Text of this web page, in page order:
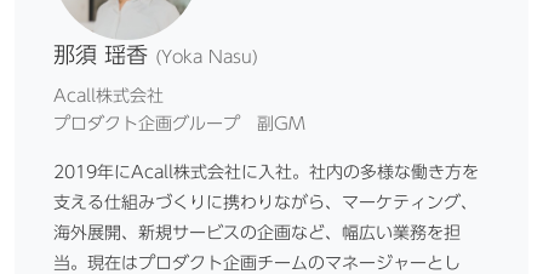
那須 瑶香 (Yoka Nasu)
Acall株式会社
プロダクト企画グループ 副GM
2019年にAcall株式会社に入社。社内の多様な働き方を
支える仕組みづくりに携わりながら、マーケティング、
海外展開、新規サービスの企画など、幅広い業務を担
当。現在はプロダクト企画チームのマネージャーとし